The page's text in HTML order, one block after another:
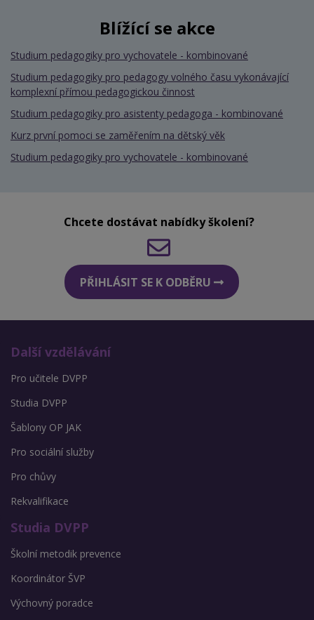
Blížící se akce
Studium pedagogiky pro vychovatele - kombinované
Studium pedagogiky pro pedagogy volného času vykonávající
komplexní přímou pedagogickou činnost
Studium pedagogiky pro asistenty pedagoga - kombinované
Kurz první pomoci se zaměřením na dětský věk
Studium pedagogiky pro vychovatele - kombinované
Chcete dostávat nabídky školení?
PŘIHLÁSIT SE K ODBĚRU
Další vzdělávání
Pro učitele DVPP
Studia DVPP
Šablony OP JAK
Pro sociální služby
Pro chůvy
Rekvalifikace
Studia DVPP
Školní metodik prevence
Koordinátor ŠVP
Výchovný poradce